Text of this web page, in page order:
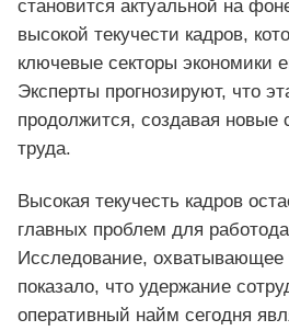
становится актуальной на
высокой текучести кадров,
ключевые секторы экономики
Эксперты прогнозируют, что
продолжится, создавая новые
труда.
Высокая текучесть кадров
главных проблем для
Исследование, охватывающее
показало, что удержание
оперативный найм сегодня